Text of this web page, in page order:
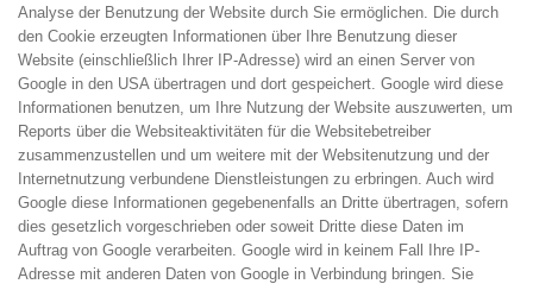
Analyse der Benutzung der Website durch Sie ermöglichen. Die durch
den Cookie erzeugten Informationen über Ihre Benutzung dieser
Website (einschließlich Ihrer IP-Adresse) wird an einen Server von
Google in den USA übertragen und dort gespeichert. Google wird diese
Informationen benutzen, um Ihre Nutzung der Website auszuwerten, um
Reports über die Websiteaktivitäten für die Websitebetreiber
zusammenzustellen und um weitere mit der Websitenutzung und der
Internetnutzung verbundene Dienstleistungen zu erbringen. Auch wird
Google diese Informationen gegebenenfalls an Dritte übertragen, sofern
dies gesetzlich vorgeschrieben oder soweit Dritte diese Daten im
Auftrag von Google verarbeiten. Google wird in keinem Fall Ihre IP-
Adresse mit anderen Daten von Google in Verbindung bringen. Sie